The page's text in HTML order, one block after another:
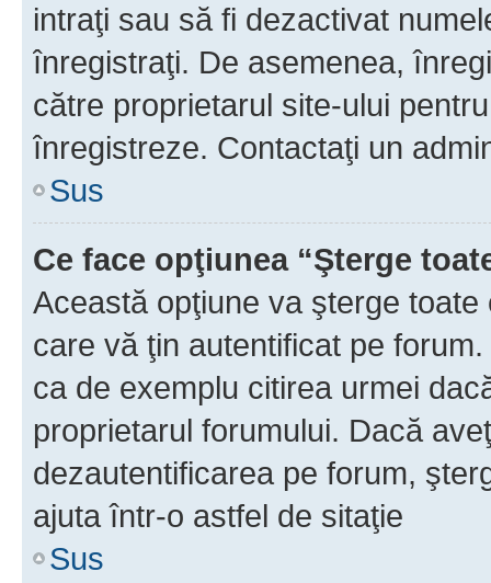
intraţi sau să fi dezactivat
înregistraţi. De asemenea,
către proprietarul site-ului
înregistreze. Contactaţi un
Sus
Ce face opţiunea “Şterge
Această opţiune va şterge
care vă ţin autentificat pe
ca de exemplu citirea urmei
proprietarul forumului. Dacă
dezautentificarea pe forum,
ajuta într-o astfel de sitaţie
Sus